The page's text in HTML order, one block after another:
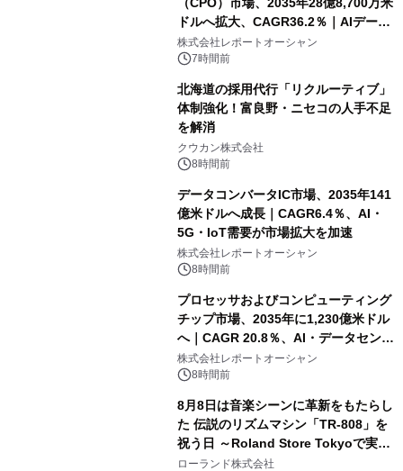
ドルへ拡大、CAGR36.2％｜AIデータ
センター・高速光通信需要が成長を加
速
株式会社レポートオーシャン
7時間前
北海道の採用代行「リクルーティブ」
体制強化！富良野・ニセコの人手不足
を解消
クウカン株式会社
8時間前
データコンバータIC市場、2035年141
億米ドルへ成長｜CAGR6.4％、AI・
5G・IoT需要が市場拡大を加速
株式会社レポートオーシャン
8時間前
プロセッサおよびコンピューティング
チップ市場、2035年に1,230億米ドル
へ｜CAGR 20.8％、AI・データセンタ
ー需要が成長を牽引
株式会社レポートオーシャン
8時間前
8月8日は音楽シーンに革新をもたらし
た 伝説のリズムマシン「TR-808」を
祝う日 ～Roland Store Tokyoで実機
を展示しての 記念キャンペーンを開
ローランド株式会社